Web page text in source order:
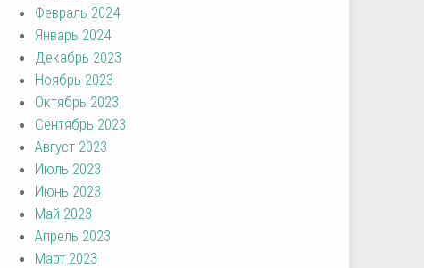
Февраль 2024
Январь 2024
Декабрь 2023
Ноябрь 2023
Октябрь 2023
Сентябрь 2023
Август 2023
Июль 2023
Июнь 2023
Май 2023
Апрель 2023
Март 2023